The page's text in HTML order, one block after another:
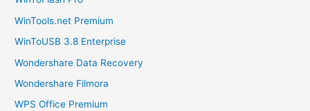
WinTools.net Premium
WinToUSB 3.8 Enterprise
Wondershare Data Recovery
Wondershare Filmora
WPS Office Premium